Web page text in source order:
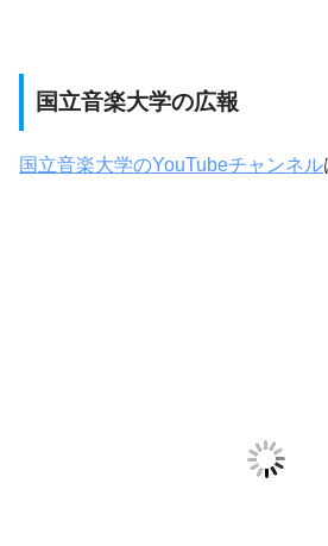
国立音楽大学の広報
国立音楽大学のYouTubeチャンネル